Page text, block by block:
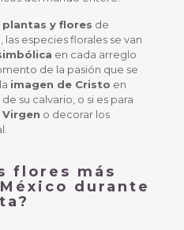
plantas y flores de
especies florales se van
en cada arreglo
de la pasión que se
imagen de Cristo en
su calvario, o si es para
o decorar los
flores más
durante